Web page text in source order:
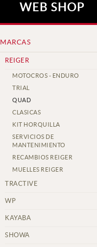
WEB SHOP
MARCAS
REIGER
MOTOCROS - ENDURO
TRIAL
QUAD
CLASICAS
KIT HORQUILLA
SERVICIOS DE
MANTENIMIENTO
RECAMBIOS REIGER
MUELLES REIGER
TRACTIVE
WP
KAYABA
SHOWA